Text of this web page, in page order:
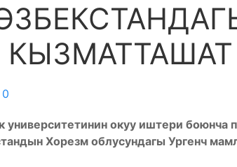
0
университетинин окуу иштери боюнча
Хорезм облусундагы Ургенч